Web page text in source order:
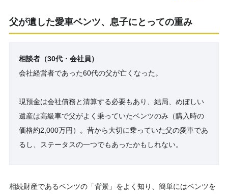
父が遺した愛車ベンツ、息子にとっての重み
相談者（30代・会社員）
会社経営者であった60代の父が亡くなった。
現預金は会社債務と清算する必要もあり、結局、めぼしい
遺産は高級車で父がよく乗っていたベンツのみ（購入時の
価格約2,000万円）。昔から大切に乗っていた父の愛車であ
るし、ステータスの一つでもあったかもしれない。
相続財産であるベンツの「背景」をよく知り、簡単にはベンツを